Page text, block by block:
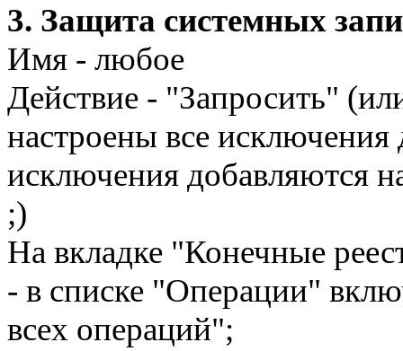
3. Защита системных
Имя - любое
Действие - "Запросить"
настроены все
исключения добавляются
;)
На вкладке "Конечные
- в списке "Операции"
всех операций";